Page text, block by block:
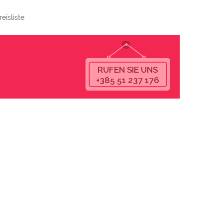
RUFEN SIE UNS
+385 51 237 176